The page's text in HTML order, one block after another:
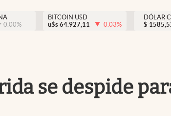
0.00%
BITCOIN USD
u$s 64.927,11 -0.03%
DÓLAR
$
se despide